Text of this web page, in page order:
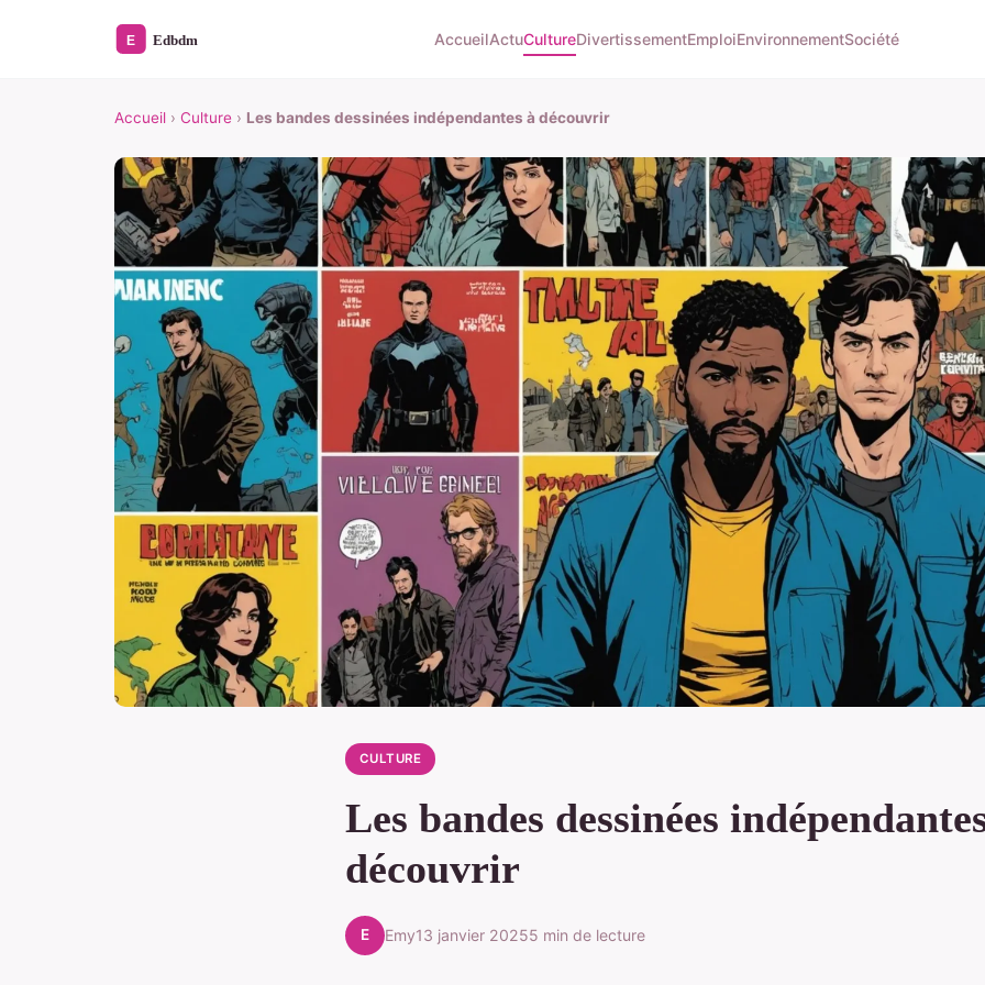
AccueilActuCultureDivertissementEmploiEnvironnementSociété
Accueil › Culture › Les bandes dessinées indépendantes à découvrir
CULTURE
Les bandes dessinées
découvrir
E Emy13 janvier 20255 min de lecture